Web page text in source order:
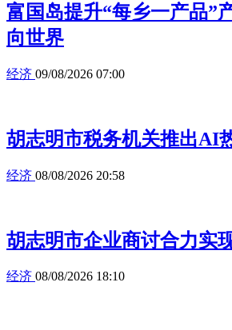
富国岛提升“每乡一产品”
向世界
经济 09/08/2026 07:00
胡志明市税务机关推出AI
经济 08/08/2026 20:58
胡志明市企业商讨合力实
经济 08/08/2026 18:10